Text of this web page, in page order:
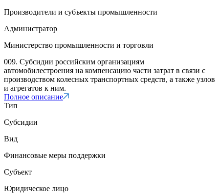
Производители и субъекты промышленности
Администратор
Министерство промышленности и торговли
009. Субсидии российским организациям
автомобилестроения на компенсацию части затрат в связи с
производством колесных транспортных средств, а также узлов
и агрегатов к ним.
Полное описание
Тип
Субсидии
Вид
Финансовые меры поддержки
Субъект
Юридическое лицо